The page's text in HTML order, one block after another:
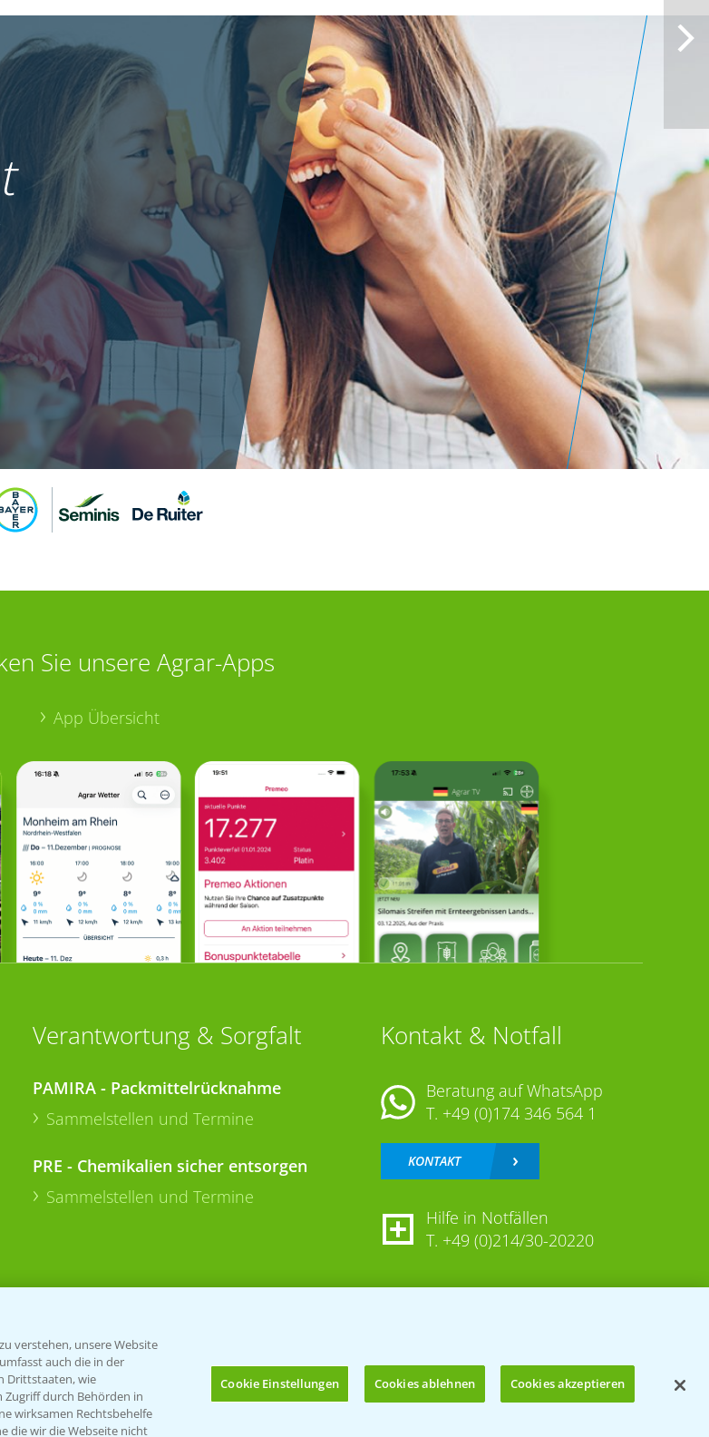
Sie unsere Agrar-Apps
App Übersicht
Verantwortung & Sorgfalt
PAMIRA - Packmittelrücknahme
Sammelstellen und Termine
PRE - Chemikalien sicher entsorgen
Sammelstellen und Termine
Kontakt & Notfall
Beratung auf WhatsApp
T. +49 (0)174 346 564 1
KONTAKT
Hilfe in Notfällen
T. +49 (0)214/30-20220
verstehen, unsere Website
auch die in der
Drittstaaten, wie
Zugriff durch Behörden in
wirksamen Rechtsbehelfe
die wir die Webseite nicht
Cookie Einstellungen Cookies ablehnen Cookies akzeptieren